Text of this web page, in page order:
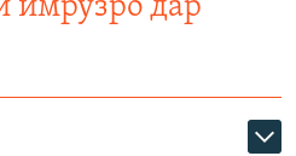
имрӯзро дар